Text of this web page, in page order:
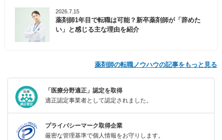
2026.7.15
薬剤師1年目で転職は可能？新卒薬剤師が「辞めた
い」と感じる主な理由を紹介
薬剤師の転職ノウハウの記事をもっと見る
「医療分野適正」認定を取得
適正認定事業者として認定されました。
プライバシーマーク取得企業
厳密な管理基準で個人情報をお守りします。